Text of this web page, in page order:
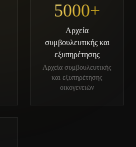
5000+
Αρχεία
συμβουλευτικής και
εξυπηρέτησης
Αρχεία συμβουλευτικής
και εξυπηρέτησης
οικογενειών